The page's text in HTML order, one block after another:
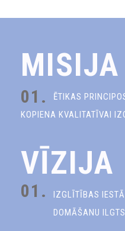
MISIJA
01.
ĒTIKAS
KOPIENA KVALITATĪVAI
VĪZIJA
01.
IZGLĪTĪBAS
DOMĀŠANU